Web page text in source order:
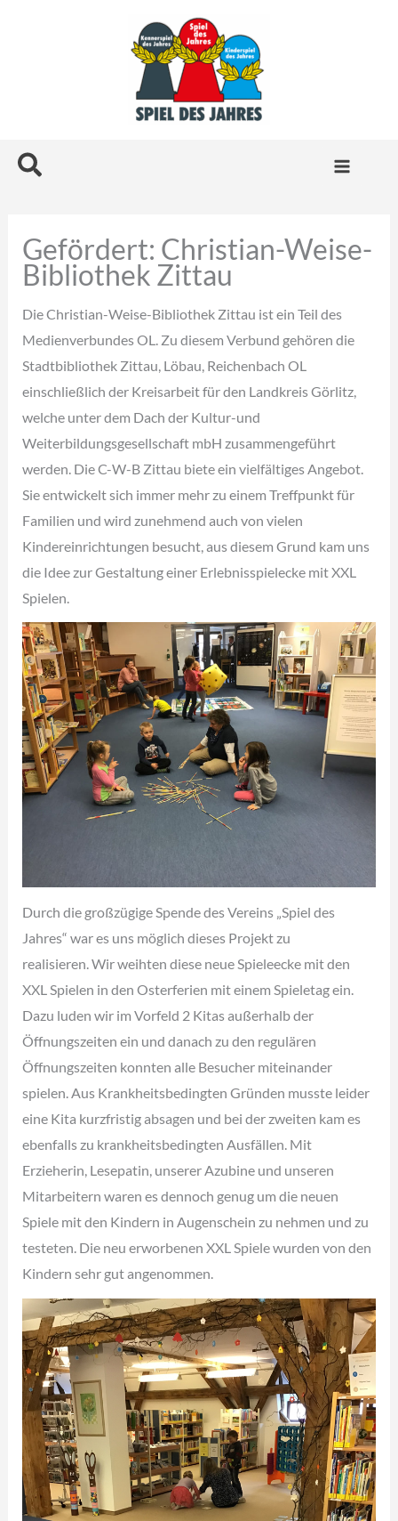
Suchen
Gefördert: Christian-Weise-
Bibliothek Zittau
Die Christian-Weise-Bibliothek Zittau ist ein Teil des
Medienverbundes OL. Zu diesem Verbund gehören die
Stadtbibliothek Zittau, Löbau, Reichenbach OL
einschließlich der Kreisarbeit für den Landkreis Görlitz,
welche unter dem Dach der Kultur-und
Weiterbildungsgesellschaft mbH zusammengeführt
werden. Die C-W-B Zittau biete ein vielfältiges Angebot.
Sie entwickelt sich immer mehr zu einem Treffpunkt für
Familien und wird zunehmend auch von vielen
Kindereinrichtungen besucht, aus diesem Grund kam uns
die Idee zur Gestaltung einer Erlebnisspielecke mit XXL
Spielen.
Durch die großzügige Spende des Vereins „Spiel des
Jahres“ war es uns möglich dieses Projekt zu
realisieren. Wir weihten diese neue Spieleecke mit den
XXL Spielen in den Osterferien mit einem Spieletag ein.
Dazu luden wir im Vorfeld 2 Kitas außerhalb der
Öffnungszeiten ein und danach zu den regulären
Öffnungszeiten konnten alle Besucher miteinander
spielen. Aus Krankheitsbedingten Gründen musste leider
eine Kita kurzfristig absagen und bei der zweiten kam es
ebenfalls zu krankheitsbedingten Ausfällen. Mit
Erzieherin, Lesepatin, unserer Azubine und unseren
Mitarbeitern waren es dennoch genug um die neuen
Spiele mit den Kindern in Augenschein zu nehmen und zu
testeten. Die neu erworbenen XXL Spiele wurden von den
Kindern sehr gut angenommen.